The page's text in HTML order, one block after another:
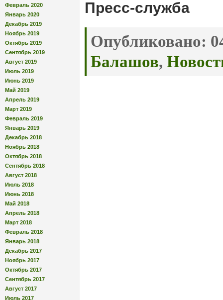
Февраль 2020
Январь 2020
Декабрь 2019
Ноябрь 2019
Октябрь 2019
Сентябрь 2019
Август 2019
Июль 2019
Июнь 2019
Май 2019
Апрель 2019
Март 2019
Февраль 2019
Январь 2019
Декабрь 2018
Ноябрь 2018
Октябрь 2018
Сентябрь 2018
Август 2018
Июль 2018
Июнь 2018
Май 2018
Апрель 2018
Март 2018
Февраль 2018
Январь 2018
Декабрь 2017
Ноябрь 2017
Октябрь 2017
Сентябрь 2017
Август 2017
Июль 2017
Пресс-служба
Опубликовано:
Балашов,